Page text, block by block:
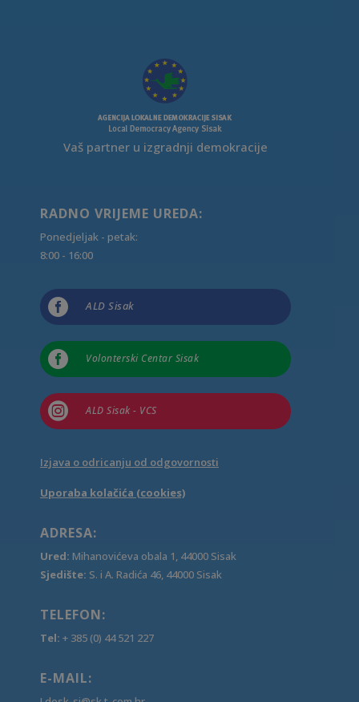
Vaš partner u izgradnji demokracije
RADNO VRIJEME UREDA:
Ponedjeljak - petak:
8:00 - 16:00
 ALD Sisak
 Volonterski Centar Sisak
 ALD Sisak - VCS
Izjava o odricanju od odgovornosti
Uporaba kolačića (cookies)
ADRESA:
Ured: Mihanovićeva obala 1, 44000 Sisak
Sjedište: S. i A. Radića 46, 44000 Sisak
TELEFON:
Tel: + 385 (0) 44 521 227
E-MAIL: